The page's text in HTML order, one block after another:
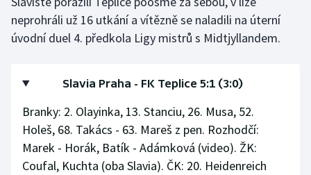
neprohráli už 16 utkání a vítězně se naladili na úterní
úvodní duel 4. předkola Ligy mistrů s Midtjyllandem.
Slavia Praha - FK Teplice 5:1 (3:0)
Branky: 2. Olayinka, 13. Stanciu, 26. Musa, 52.
Holeš, 68. Takács - 63. Mareš z pen. Rozhodčí:
Marek - Horák, Batík - Adámková (video). ŽK:
Coufal, Kuchta (oba Slavia). ČK: 20. Heidenreich